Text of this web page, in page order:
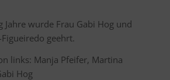
wurde Frau Gabi Hog und
geehrt.
links: Manja Pfeifer, Martina
Hog